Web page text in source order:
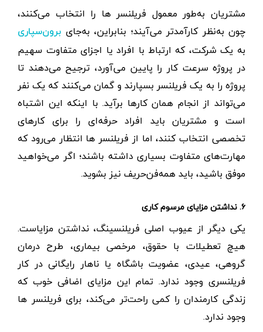
مشتریان به‌طور معمول فریلنسر ها را انتخاب می‌کنند،
چون به‌نظر کارآمدتر می‌آیند؛ بنابراین، به‌جای برون‌سپاری
به یک شرکت، که ارتباط با افراد یا اجزای متفاوت سهیم
در پروژه سرعت کار را پایین می‌آورد، ترجیح می‌دهند تا
پروژه را به یک فریلنسر بسپارند و گمان می‌کنند که یک نفر
می‌تواند از انجام همان کارها برآید. با اینکه این اشتباه
است و مشتریان باید افراد حرفه‌ای را برای کارهای
تخصصی انتخاب کنند، اما از فریلنسر ها انتظار می‌رود که
مهارت‌های متفاوت بسیاری داشته باشند؛ اگر می‌خواهید
موفق باشید، باید همه‌فن‌حریف نیز بشوید.
۶. نداشتن مزایای مرسوم کاری
یکی دیگر از عیوب اصلی فریلنسینگ، نداشتن مزایاست.
هیچ تعطیلات با حقوق، مرخصی بیماری، طرح درمان
گروهی، عیدی، عضویت باشگاه یا ناهار رایگانی در کار
فریلنسری وجود ندارد. تمام این مزایای اضافی خوب که
زندگی کارمندان را کمی راحت‌تر می‌کند، برای فریلنسر ها
وجود ندارد.